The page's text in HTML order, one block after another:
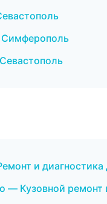
Симферополь
и
— Кузовной ремонт